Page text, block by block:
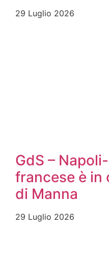
29 Luglio 2026
GdS –
francese è in
di Manna
29 Luglio 2026